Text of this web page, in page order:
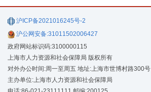
沪ICP备2021016245号-2
沪公网安备:31011502006427
政府网站标识码:3100000115
上海市人力资源和社会保障局 版权所有
对外办公时间:周一至周五 地址:上海市世博村路300号
主办单位:上海市人力资源和社会保障局